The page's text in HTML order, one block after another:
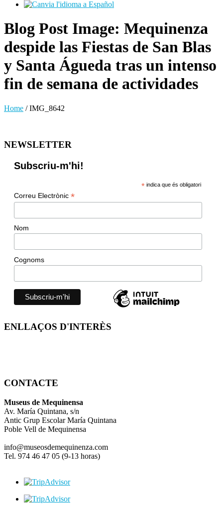
Blog Post Image: Mequinenza
despide las Fiestas de San Blas
y Santa Águeda tras un intenso
fin de semana de actividades
Home /IMG_8642
NEWSLETTER
Subscriu-m'hi!
* indica que és obligatori
Correu Electrònic *
Nom
Cognoms
ENLLAÇOS D'INTERÈS
CONTACTE
Museus de Mequinensa
Av. María Quintana, s/n
Antic Grup Escolar María Quintana
Poble Vell de Mequinensa
info@museosdemequinenza.com
Tel. 974 46 47 05 (9-13 horas)